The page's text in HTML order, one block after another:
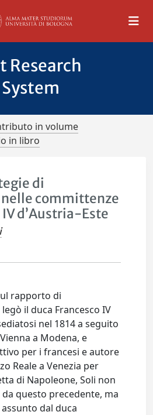
Research
in volume
in libro
di
committenze
d’Austria-Este
rapporto di
il duca Francesco IV
nel 1814 a seguito
a Modena, e
per i francesi e autore
Reale a Venezia per
di Napoleone, Soli non
questo precedente, ma
dal duca